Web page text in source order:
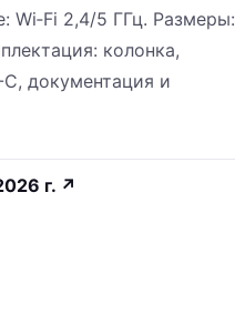
Wi‑Fi 2,4/5 ГГц. Размеры:
колонка,
C, документация и
г. ↗